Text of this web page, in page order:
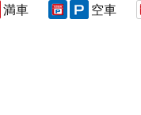
満車 空車